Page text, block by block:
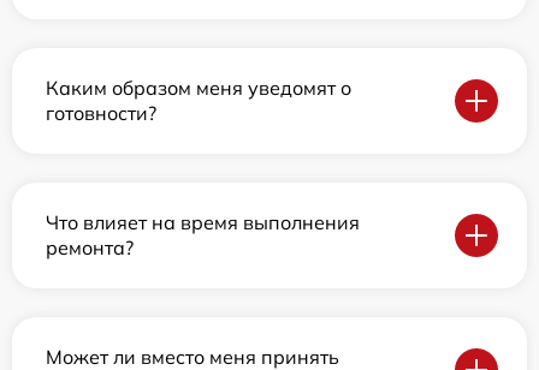
Каким образом меня уведомят о
готовности?
Что влияет на время выполнения
ремонта?
Может ли вместо меня принять